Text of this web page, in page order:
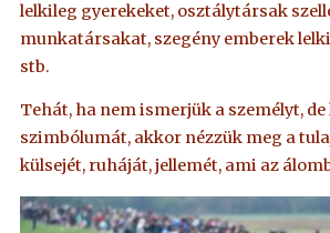
lelkileg gyerekeket, osztálytársak
munkatársakat, szegény emberek
stb.
Tehát, ha nem ismerjük a személyt, de
szimbólumát, akkor nézzük meg a
külsejét, ruháját, jellemét, ami az